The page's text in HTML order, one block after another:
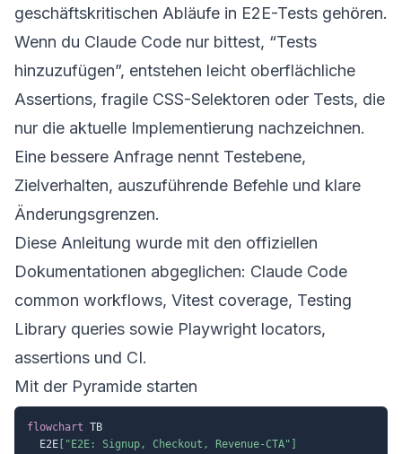
geschäftskritischen Abläufe in E2E-Tests gehören.
Wenn du Claude Code nur bittest, “Tests
hinzuzufügen”, entstehen leicht oberflächliche
Assertions, fragile CSS-Selektoren oder Tests, die
nur die aktuelle Implementierung nachzeichnen.
Eine bessere Anfrage nennt Testebene,
Zielverhalten, auszuführende Befehle und klare
Änderungsgrenzen.
Diese Anleitung wurde mit den offiziellen
Dokumentationen abgeglichen: Claude Code
common workflows, Vitest coverage, Testing
Library queries sowie Playwright locators,
assertions und CI.
Mit der Pyramide starten
flowchart TB
  E2E
["E2E: Signup, Checkout, Revenue-CTA"]